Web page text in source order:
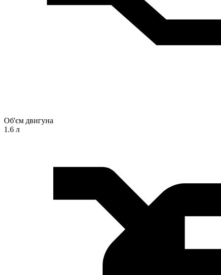
Об'єм двигуна
1.6 л